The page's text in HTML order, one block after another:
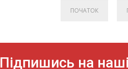
ПОЧАТОК
Підпишись на